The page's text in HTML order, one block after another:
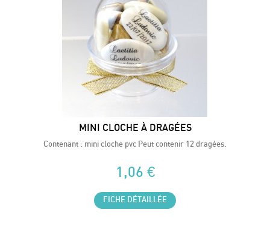
MINI CLOCHE À DRAGÉES
Contenant : mini cloche pvc Peut contenir 12 dragées.
1,06 €
FICHE DÉTAILLÉE